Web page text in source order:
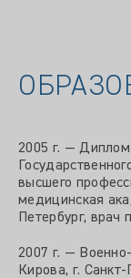
2005 г. —
высшего
медицинская
Петербург,
2007 г. —
Кирова, г.